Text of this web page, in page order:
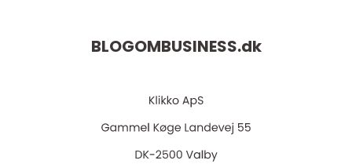
BLOGOMBUSINESS.dk